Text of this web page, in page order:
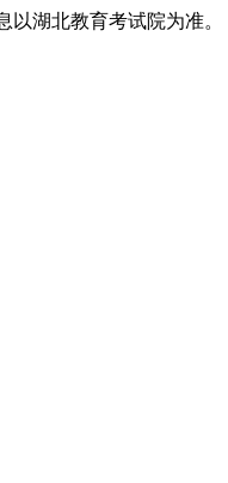
湖北教育考试院为准。